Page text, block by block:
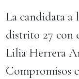
La candidata
distrito 27 con
Lilia Herrera
Compromisos